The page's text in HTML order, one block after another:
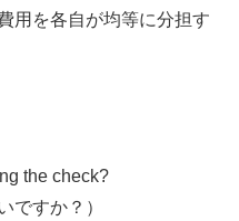
用を各自が均等に分担す
the check?
ですか？）